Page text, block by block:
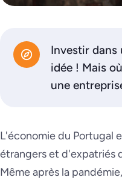
Investir dans
idée ! Mais
une
L'économie du Portugal
étrangers et d'expatriés
Même après la